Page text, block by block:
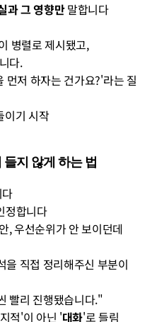
과 그 영향만 말합니다
병렬로 제시됐고,
니다.
이기 시작
지 않게 하는 법
인정합니다
훨씬 빨리 진행됐습니다."
적'이 아닌 '
대화'로 들림